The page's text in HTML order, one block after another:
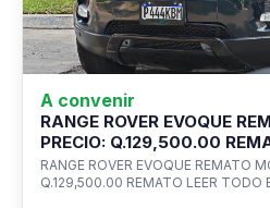
A convenir
RANGE ROVER EVOQUE
PRECIO: Q.129,500.00
RANGE ROVER EVOQUE REMATO
Q.129,500.00 REMATO LEER TODO